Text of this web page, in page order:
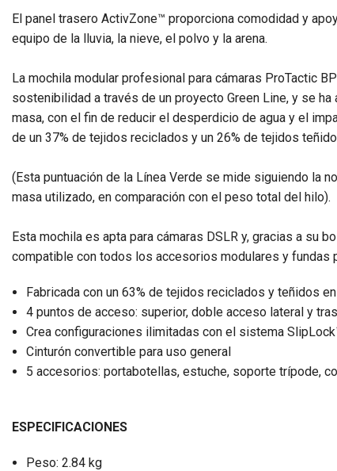
El panel trasero ActivZone™ proporciona comodidad y
equipo de la lluvia, la nieve, el polvo y la arena.
La mochila modular profesional para cámaras ProTactic
sostenibilidad a través de un proyecto Green Line, y se
masa, con el fin de reducir el desperdicio de agua y el
de un 37% de tejidos reciclados y un 26% de tejidos
(Esta puntuación de la Línea Verde se mide siguiendo la
masa utilizado, en comparación con el peso total del hilo).
Esta mochila es apta para cámaras DSLR y, gracias a su
compatible con todos los accesorios modulares y fundas
Fabricada con un 63% de tejidos reciclados y teñidos
4 puntos de acceso: superior, doble acceso lateral y
Crea configuraciones ilimitadas con el sistema
Cinturón convertible para uso general
5 accesorios: portabotellas, estuche, soporte trípode,
ESPECIFICACIONES
Peso: 2.84 kg